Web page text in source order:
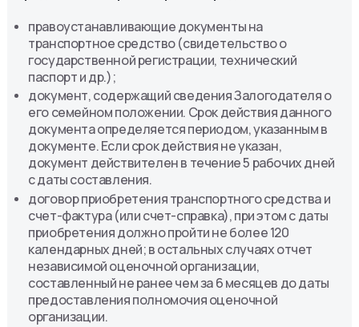
правоустанавливающие документы на
транспортное средство (свидетельство о
государственной регистрации, технический
паспорт и др.);
документ, содержащий сведения Залогодателя о
его семейном положении. Срок действия данного
документа определяется периодом, указанным в
документе. Если срок действия не указан,
документ действителен в течение 5 рабочих дней
с даты составления.
договор приобретения транспортного средства и
счет-фактура (или счет-справка), при этом с даты
приобретения должно пройти не более 120
календарных дней; в остальных случаях отчет
независимой оценочной организации,
составленный не ранее чем за 6 месяцев до даты
предоставления полномочия оценочной
организации.